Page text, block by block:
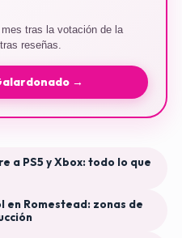
tras la votación de la
reseñas.
→
a PS5 y Xbox: todo lo que
en Romestead: zonas de